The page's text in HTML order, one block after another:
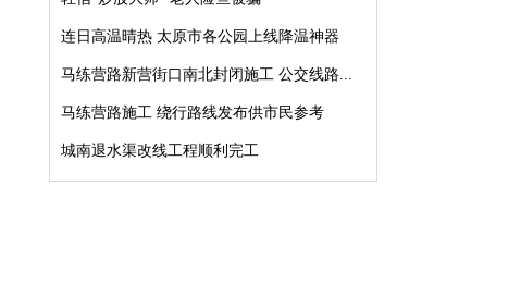
连日高温晴热 太原市各公园上线降温神器
马练营路新营街口南北封闭施工 公交线路...
马练营路施工 绕行路线发布供市民参考
城南退水渠改线工程顺利完工